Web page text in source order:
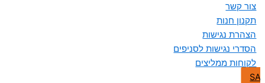
צור קשר
תקנון חנות
הצהרת נגישות
הסדרי נגישות לסניפים
לקוחות ממליצים